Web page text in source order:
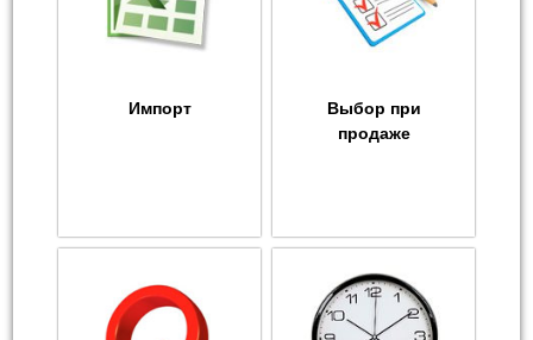
Импорт
Выбор при
продаже